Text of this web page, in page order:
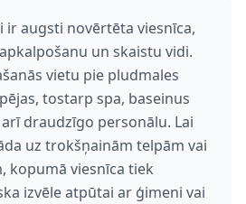
ir augsti novērtēta viesnīca,
un skaistu vidi.
vietu pie pludmales
tostarp spa, baseinus
draudzīgo personālu. Lai
uz trokšņainām telpām vai
kopumā viesnīca tiek
izvēle atpūtai ar ģimeni vai